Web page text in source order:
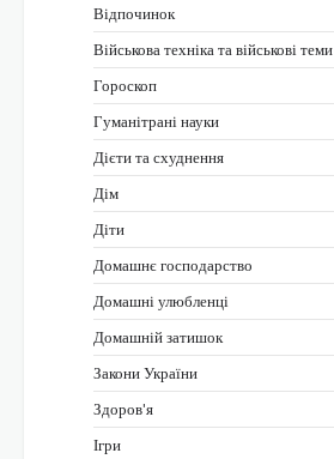
Відпочинок
Військова техніка та військові теми
Гороскоп
Гуманітрані науки
Дієти та схуднення
Дім
Діти
Домашнє господарство
Домашні улюбленці
Домашній затишок
Закони України
Здоров'я
Ігри